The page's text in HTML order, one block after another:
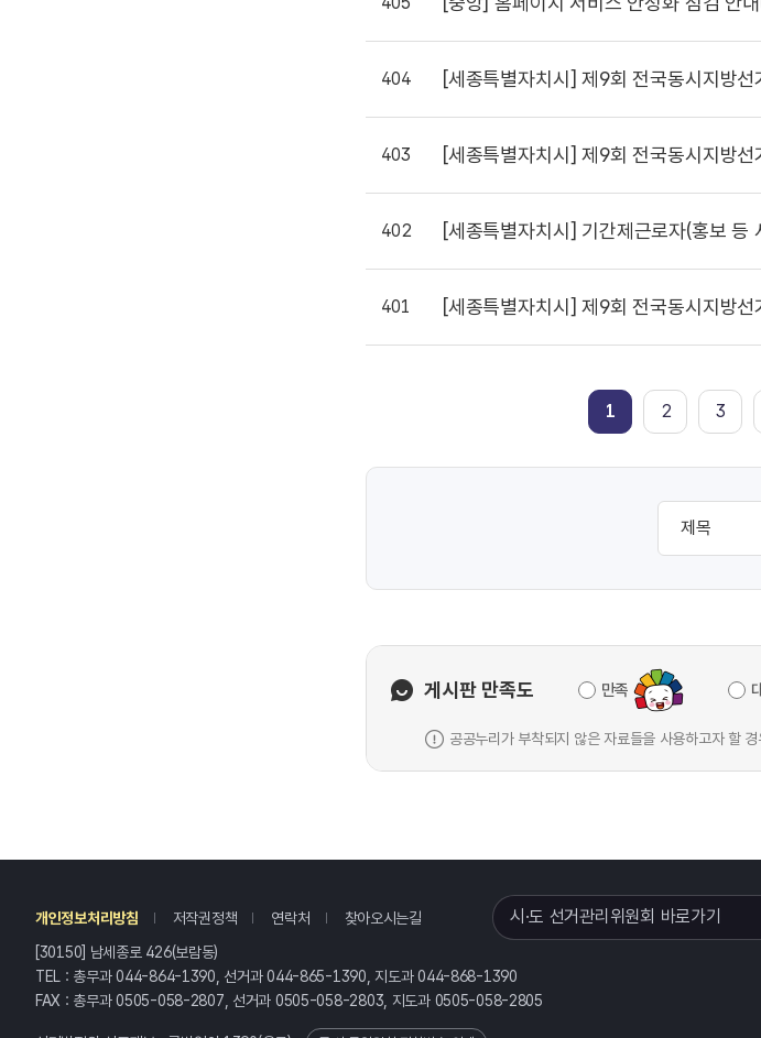
404 [세종특별자치시] 제9회 전국동시지방선거 공정선
403 [세종특별자치시] 제9회 전국동시지방선거 공정
402 [세종특별자치시] 기간제근로자(홍보 등
401 [세종특별자치시] 제9회 전국동시지방
1 2 3
게시판 만족도 만족
공공누리가 부착되지 않은 자료들을 사용하고자 할
개인정보처리방침 저작권정책 연락처 찾아오시는길 시·도 선거관리위원회 바로가기
[30150] 남세종로 426(보람동)
TEL : 총무과 044-864-1390, 선거과 044-865-1390, 지도과 044-868-1390
FAX : 총무과 0505-058-2807, 선거과 0505-058-2803, 지도과 0505-058-2805